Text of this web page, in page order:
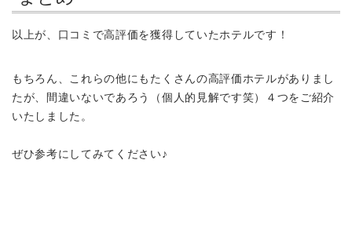
以上が、口コミで高評価を獲得していたホテルです！
もちろん、これらの他にもたくさんの高評価ホテルがありまし
たが、間違いないであろう（個人的見解です笑）４つをご紹介
いたしました。
ぜひ参考にしてみてください♪